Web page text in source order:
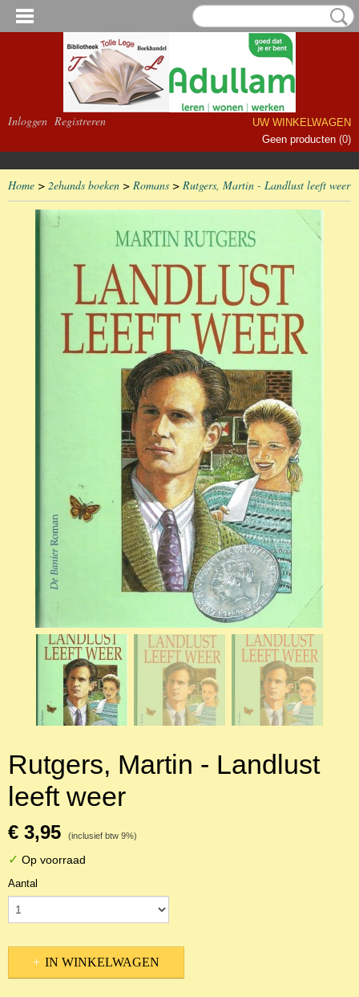
Inloggen Registreren
UW WINKELWAGEN
Geen producten (0)
Home > 2ehands boeken > Romans > Rutgers, Martin - Landlust leeft weer
Rutgers, Martin - Landlust
leeft weer
€ 3,95 (inclusief btw 9%)
✓ Op voorraad
Aantal
IN WINKELWAGEN